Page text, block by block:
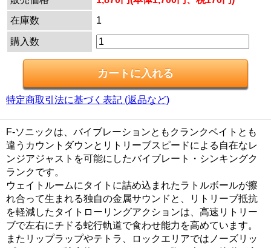
在庫数
1
購入数
特定商取引法に基づく表記 (返品など)
F-ソニックは、バイブレーションともクランクベイトとも
違うカウントダウンとリトリーブスピードによる自在なレ
ンジアジャストを可能にしたバイブレート・シンキングク
ランクです。
ウェイトルームにタイトに詰め込まれたラトルボールが擦
れ合って生まれる独自の金属サウンドと、リトリーブ抵抗
を軽減したタイトローリングアクションは、高速リトリー
ブで左右にチドる蛇行軌道で食わせ能力を高めています。
またリップラップやテトラ、ロックエリアではノーズリッ